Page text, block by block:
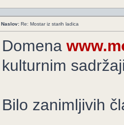
Naslov: Re: Mostar iz starih ladica
Domena
kulturnim
Bilo zanimljivih